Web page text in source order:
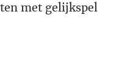
met gelijkspel